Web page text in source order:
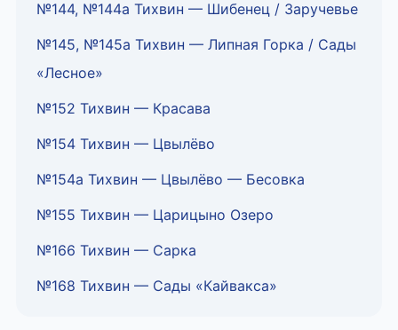
№144, №144а Тихвин — Шибенец / Заручевье
№145, №145а Тихвин — Липная Горка / Сады
«Лесное»
№152 Тихвин — Красава
№154 Тихвин — Цвылёво
№154а Тихвин — Цвылёво — Бесовка
№155 Тихвин — Царицыно Озеро
№166 Тихвин — Сарка
№168 Тихвин — Сады «Кайвакса»